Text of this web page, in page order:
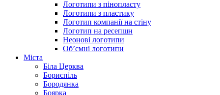
Логотипи з пінопласту
Логотипи з пластику
Логотип компанії на стіну
Логотип на ресепшн
Неонові логотипи
Об’ємні логотипи
Міста
Біла Церква
Бориспіль
Бородянка
Боярка